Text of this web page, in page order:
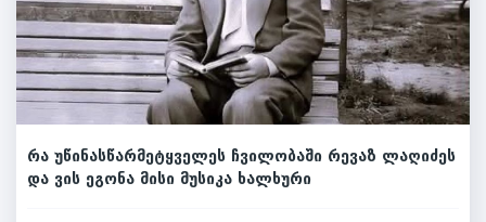
რა უწინასწარმეტყველეს ჩვილობაში რევაზ ლაღიძეს
და ვის ეგონა მისი მუსიკა ხალხური